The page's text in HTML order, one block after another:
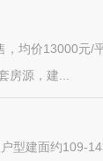
，均价13000元/
房源，建...
型建面约109-